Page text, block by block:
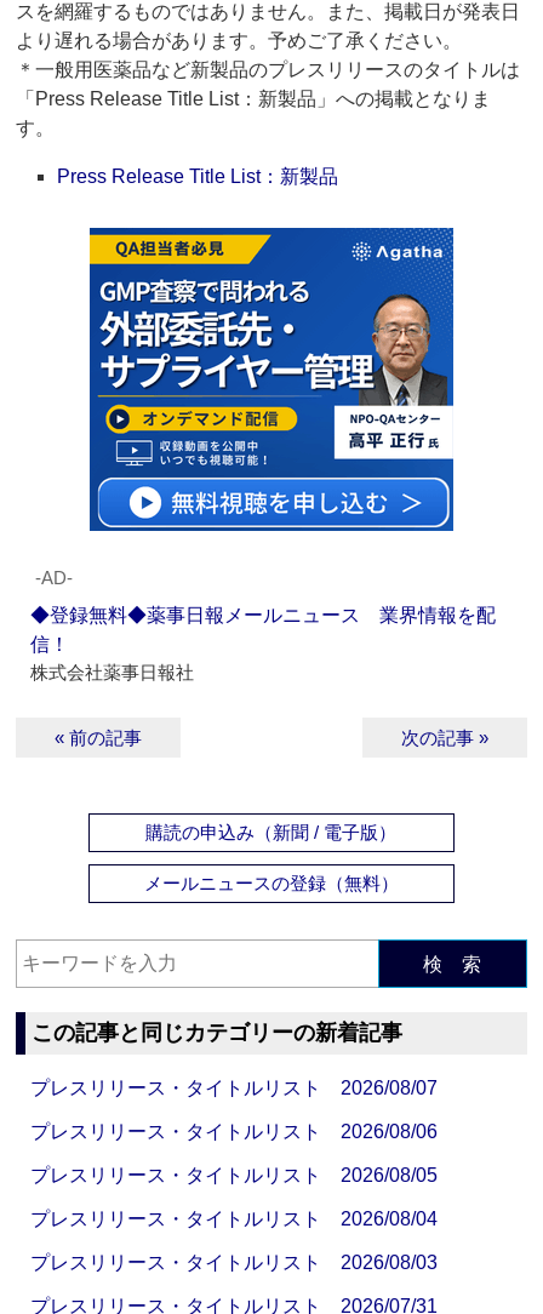
スを網羅するものではありません。また、掲載日が発表日
より遅れる場合があります。予めご了承ください。
＊一般用医薬品など新製品のプレスリリースのタイトルは
「Press Release Title List：新製品」への掲載となりま
す。
Press Release Title List：新製品
‐AD‐
◆登録無料◆薬事日報メールニュース 業界情報を配
信！
株式会社薬事日報社
« 前の記事 次の記事 »
購読の申込み（新聞 / 電子版）
メールニュースの登録（無料）
検 索
この記事と同じカテゴリーの新着記事
プレスリリース・タイトルリスト 2026/08/07
プレスリリース・タイトルリスト 2026/08/06
プレスリリース・タイトルリスト 2026/08/05
プレスリリース・タイトルリスト 2026/08/04
プレスリリース・タイトルリスト 2026/08/03
プレスリリース・タイトルリスト 2026/07/31